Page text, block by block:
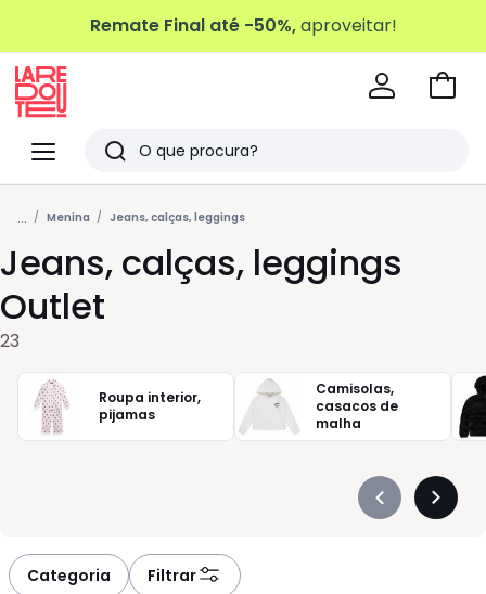
Remate Final até -50%,aproveitar!
Menu
Redoute
Pesquisar
Últimos
artigos
vistos
Ir
... Menina Jeans, calças, leggings
Jeans, calças, leggings
Outlet
23
Roupa interior,
pijamas
Camisolas,
casacos de
malha
Précédent
Categoria Filtrar